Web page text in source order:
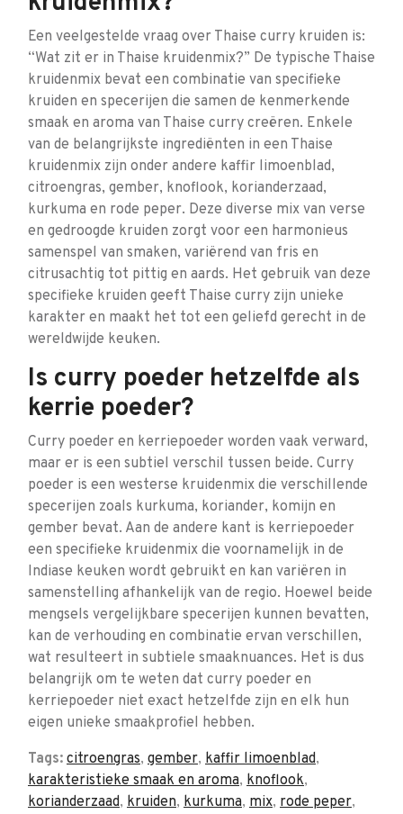
Een veelgestelde vraag over Thaise curry kruiden is:
“Wat zit er in Thaise kruidenmix?” De typische Thaise
kruidenmix bevat een combinatie van specifieke
kruiden en specerijen die samen de kenmerkende
smaak en aroma van Thaise curry creëren. Enkele
van de belangrijkste ingrediënten in een Thaise
kruidenmix zijn onder andere kaffir limoenblad,
citroengras, gember, knoflook, korianderzaad,
kurkuma en rode peper. Deze diverse mix van verse
en gedroogde kruiden zorgt voor een harmonieus
samenspel van smaken, variërend van fris en
citrusachtig tot pittig en aards. Het gebruik van deze
specifieke kruiden geeft Thaise curry zijn unieke
karakter en maakt het tot een geliefd gerecht in de
wereldwijde keuken.
Is curry poeder hetzelfde als
kerrie poeder?
Curry poeder en kerriepoeder worden vaak verward,
maar er is een subtiel verschil tussen beide. Curry
poeder is een westerse kruidenmix die verschillende
specerijen zoals kurkuma, koriander, komijn en
gember bevat. Aan de andere kant is kerriepoeder
een specifieke kruidenmix die voornamelijk in de
Indiase keuken wordt gebruikt en kan variëren in
samenstelling afhankelijk van de regio. Hoewel beide
mengsels vergelijkbare specerijen kunnen bevatten,
kan de verhouding en combinatie ervan verschillen,
wat resulteert in subtiele smaaknuances. Het is dus
belangrijk om te weten dat curry poeder en
kerriepoeder niet exact hetzelfde zijn en elk hun
eigen unieke smaakprofiel hebben.
Tags: citroengras, gember, kaffir limoenblad,
karakteristieke smaak en aroma, knoflook,
korianderzaad, kruiden, kurkuma, mix, rode peper,